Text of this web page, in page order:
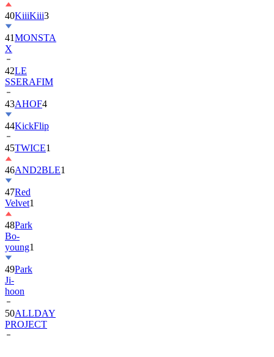
40KiiiKiii3
41MONSTA
X
42LE
SSERAFIM
43AHOF4
44KickFlip
45TWICE1
46AND2BLE1
47Red
Velvet1
48Park
Bo-
young1
49Park
Ji-
hoon
50ALLDAY
PROJECT